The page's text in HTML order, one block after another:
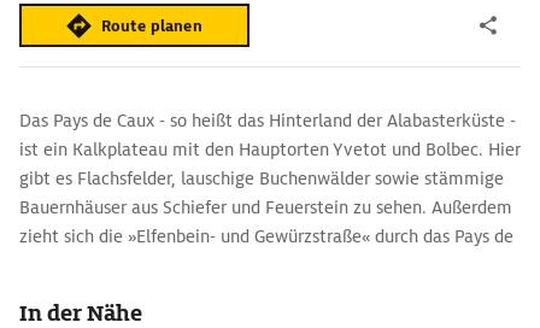
Route planen
Das Pays de Caux - so heißt das Hinterland der Alabasterküste -
ist ein Kalkplateau mit den Hauptorten Yvetot und Bolbec. Hier
gibt es Flachsfelder, lauschige Buchenwälder sowie stämmige
Bauernhäuser aus Schiefer und Feuerstein zu sehen. Außerdem
zieht sich die »Elfenbein- und Gewürzstraße« durch das Pays de
In der Nähe